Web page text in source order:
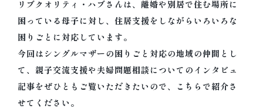
リブクオリティ・ハブさんは、離婚や別居で住む場所に
困っている母子に対し、住居支援をしながらいろいろな
困りごとに対応しています。
今回はシングルマザーの困りごと対応の地域の仲間とし
て、親子交流支援や夫婦問題相談についてのインタビュ
記事をぜひともご覧いただきたいので、こちらで紹介さ
せてください。